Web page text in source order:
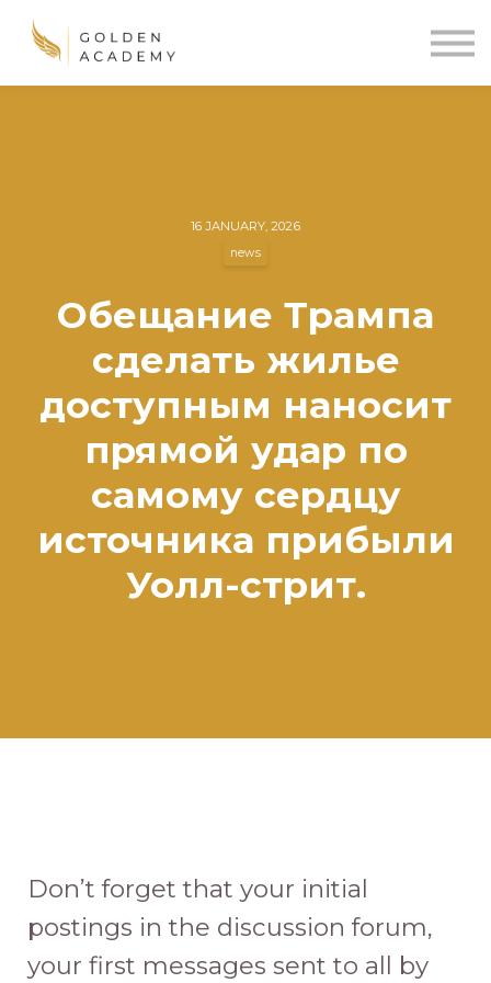
16 JANUARY, 2026
news
Обещание Трампа
сделать жилье
доступным наносит
прямой удар по
самому сердцу
источника прибыли
Уолл-стрит.
Don’t forget that your initial
postings in the discussion forum,
your first messages sent to all by